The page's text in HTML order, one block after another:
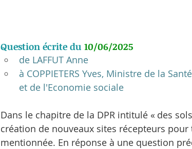
Question écrite du 10/06/2025
de LAFFUT Anne
à COPPIETERS Yves, Ministre de la
et de l'Economie sociale
Dans le chapitre de la DPR intitulé « des
création de nouveaux sites récepteurs
mentionnée. En réponse à une question